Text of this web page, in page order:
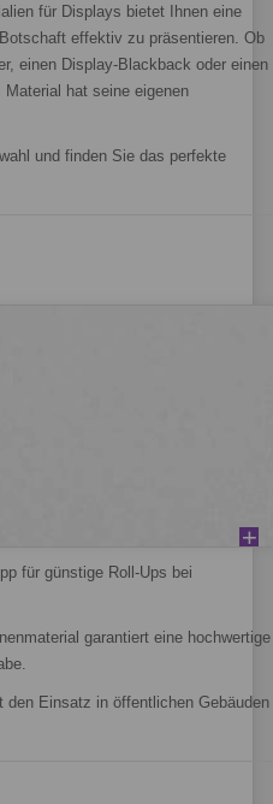
für Displays bietet Ihnen eine
effektiv zu präsentieren. Ob
einen Display-Blackback oder einen
hat seine eigenen
und finden Sie das perfekte
für günstige Roll-Ups bei
garantiert eine hochwertige
den Einsatz in öffentlichen Gebäuden